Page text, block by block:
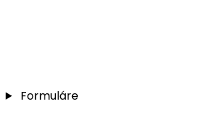
Formuláre